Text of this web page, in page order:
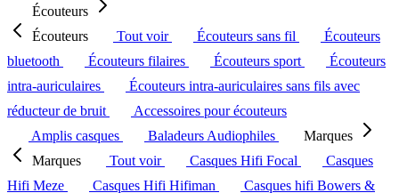
Écouteurs
Écouteurs
Tout voir Écouteurs sans fil
Écouteurs
bluetooth
Écouteurs filaires Écouteurs sport
Écouteurs
intra-auriculaires
Écouteurs intra-auriculaires sans fils avec
réducteur de bruit
Accessoires pour écouteurs
Amplis casques
Baladeurs Audiophiles
Marques
Marques
Tout voir Casques Hifi Focal
Casques
Hifi Meze
Casques Hifi Hifiman
Casques hifi Bowers &